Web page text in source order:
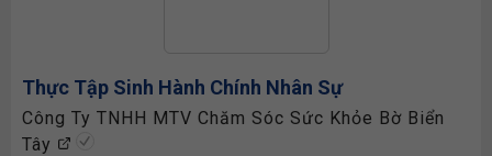
Thực Tập Sinh Hành Chính Nhân Sự
Công Ty TNHH MTV Chăm Sóc Sức Khỏe Bờ Biển
Tây